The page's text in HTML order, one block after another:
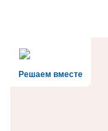
Решаем вместе